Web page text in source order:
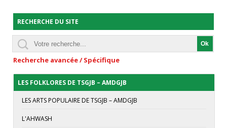
RECHERCHE DU SITE
Recherche avancée / Spécifique
LES FOLKLORES DE TSGJB – AMDGJB
LES ARTS POPULAIRE DE TSGJB – AMDGJB
L'AHWASH